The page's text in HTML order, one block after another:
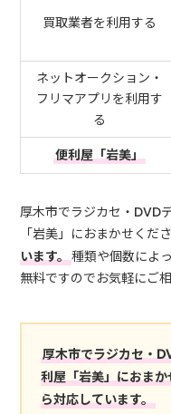
買取業者を利用する
ネットオークション・
フリマアプリを利用す
る
便利屋「岩美」
厚木市でラジカセ・DVD
「岩美」におまかせくだ
います。種類や個数によ
無料ですのでお気軽にご
厚木市でラジカセ・
利屋「岩美」におま
ら対応しています。